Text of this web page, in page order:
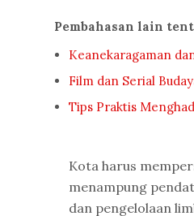
Pembahasan lain
Keanekaragaman
Film dan Serial
Tips Praktis
Kota harus
menampung
dan pengelolaan